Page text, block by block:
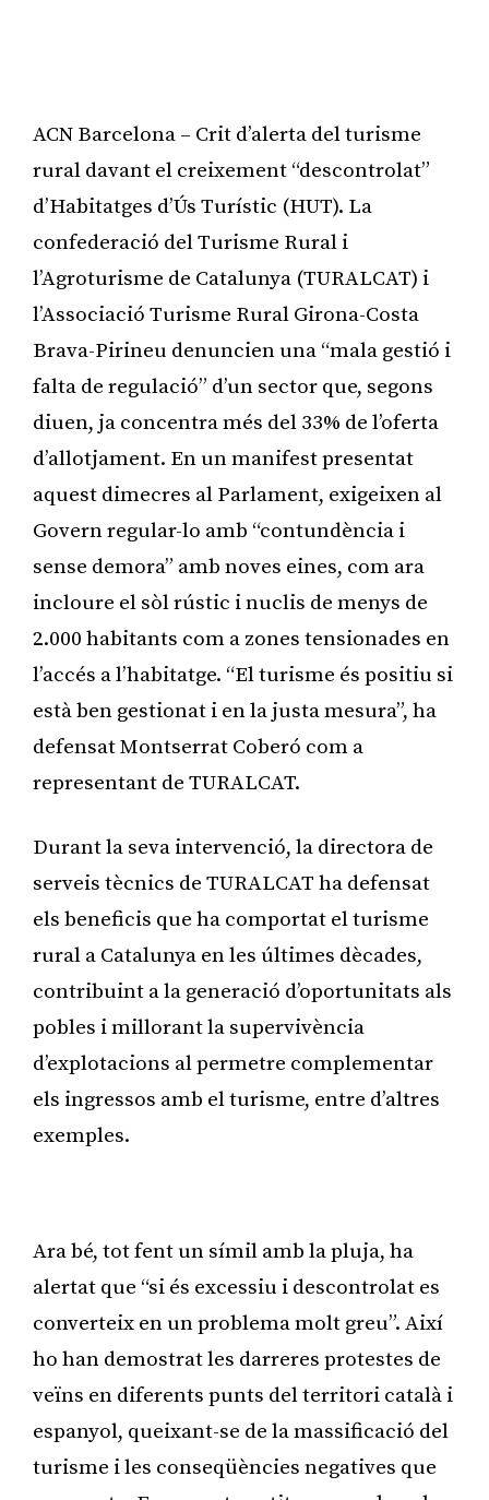
ACN Barcelona – Crit d’alerta del turisme
rural davant el creixement “descontrolat”
d’Habitatges d’Ús Turístic (HUT). La
confederació del Turisme Rural i
l’Agroturisme de Catalunya (TURALCAT) i
l’Associació Turisme Rural Girona-Costa
Brava-Pirineu denuncien una “mala gestió i
falta de regulació” d’un sector que, segons
diuen, ja concentra més del 33% de l’oferta
d’allotjament. En un manifest presentat
aquest dimecres al Parlament, exigeixen al
Govern regular-lo amb “contundència i
sense demora” amb noves eines, com ara
incloure el sòl rústic i nuclis de menys de
2.000 habitants com a zones tensionades en
l’accés a l’habitatge. “El turisme és positiu si
està ben gestionat i en la justa mesura”, ha
defensat Montserrat Coberó com a
representant de TURALCAT.
Durant la seva intervenció, la directora de
serveis tècnics de TURALCAT ha defensat
els beneficis que ha comportat el turisme
rural a Catalunya en les últimes dècades,
contribuint a la generació d’oportunitats als
pobles i millorant la supervivència
d’explotacions al permetre complementar
els ingressos amb el turisme, entre d’altres
exemples.
Ara bé, tot fent un símil amb la pluja, ha
alertat que “si és excessiu i descontrolat es
converteix en un problema molt greu”. Així
ho han demostrat les darreres protestes de
veïns en diferents punts del territori català i
espanyol, queixant-se de la massificació del
turisme i les conseqüències negatives que